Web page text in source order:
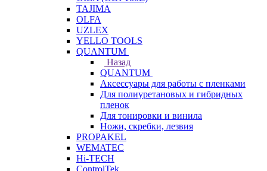
TAJIMA
OLFA
UZLEX
YELLO TOOLS
QUANTUM
Назад
QUANTUM
Аксессуары для работы с пленками
Для полиуретановых и гибридных
пленок
Для тонировки и винила
Ножи, скребки, лезвия
PROPAKEL
WEMATEC
Hi-TECH
ControlTek